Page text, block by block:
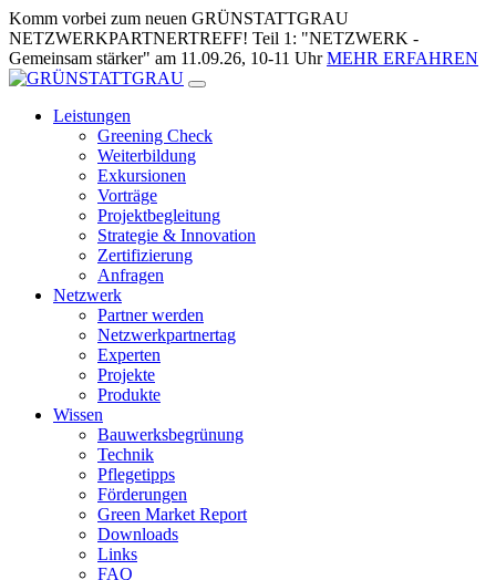
Zum
Inhalt
springen
Komm vorbei zum neuen GRÜNSTATTGRAU
NETZWERKPARTNERTREFF! Teil 1: "NETZWERK -
Gemeinsam stärker" am 11.09.26, 10-11 UhrMEHR ERFAHREN
Leistungen
Greening Check
Weiterbildung
Exkursionen
Vorträge
Projektbegleitung
Strategie & Innovation
Zertifizierung
Anfragen
Netzwerk
Partner werden
Netzwerkpartnertag
Experten
Projekte
Produkte
Wissen
Bauwerksbegrünung
Technik
Pflegetipps
Förderungen
Green Market Report
Downloads
Links
FAQ